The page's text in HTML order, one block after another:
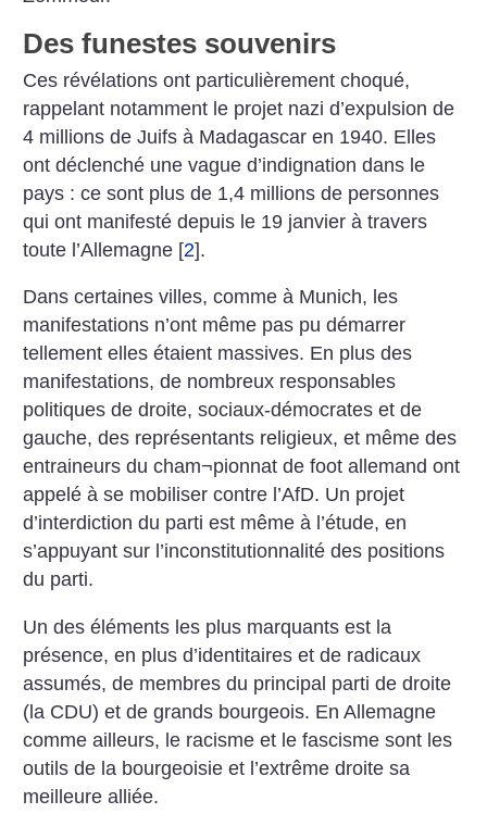
Des funestes souvenirs
Ces révélations ont particulièrement choqué,
rappelant notamment le projet nazi d’expulsion de
4 millions de Juifs à Madagascar en 1940. Elles
ont déclenché une vague d’indignation dans le
pays : ce sont plus de 1,4 millions de personnes
qui ont manifesté depuis le 19 janvier à travers
toute l’Allemagne [2].
Dans certaines villes, comme à Munich, les
manifestations n’ont même pas pu démarrer
tellement elles étaient massives. En plus des
manifestations, de nombreux responsables
politiques de droite, sociaux-démocrates et de
gauche, des représentants religieux, et même des
entraineurs du cham¬pionnat de foot allemand ont
appelé à se mobiliser contre l’AfD. Un projet
d’interdiction du parti est même à l’étude, en
s’appuyant sur l’inconstitutionnalité des positions
du parti.
Un des éléments les plus marquants est la
présence, en plus d’identitaires et de radicaux
assumés, de membres du principal parti de droite
(la CDU) et de grands bourgeois. En Allemagne
comme ailleurs, le racisme et le fascisme sont les
outils de la bourgeoisie et l’extrême droite sa
meilleure alliée.